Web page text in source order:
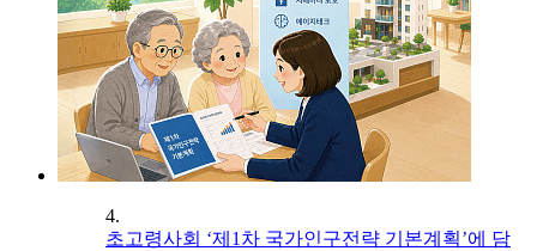
4.
초고령사회 ‘제1차 국가인구전략 기본계획’에 담